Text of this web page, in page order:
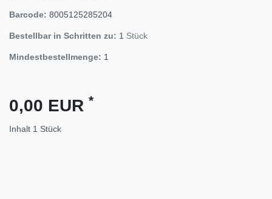
Barcode: 8005125285204
Bestellbar in Schritten zu: 1 Stück
Mindestbestellmenge: 1
0,00 EUR *
Inhalt 1 Stück